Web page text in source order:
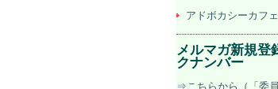
アドボカシーカフェ
メルマガ新規登
クナンバー
⇒こちらから（「委